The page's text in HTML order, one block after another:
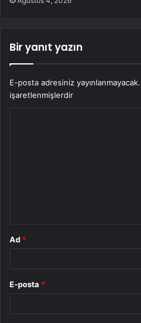
Bir yanıt yazın
E-posta adresiniz yayınlanmayacak.
işaretlenmişlerdir
Ad *
E-posta *